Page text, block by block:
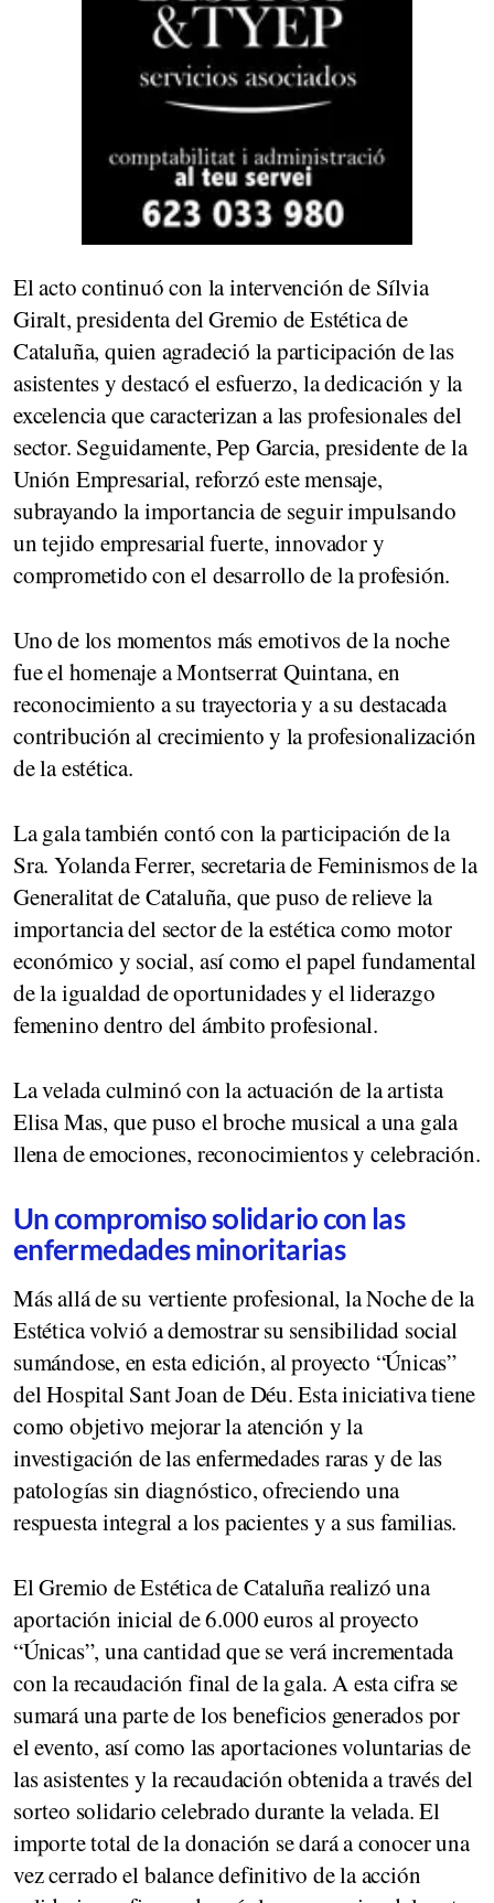
El acto continuó con la intervención de Sílvia
Giralt, presidenta del Gremio de Estética de
Cataluña, quien agradeció la participación de las
asistentes y destacó el esfuerzo, la dedicación y la
excelencia que caracterizan a las profesionales del
sector. Seguidamente, Pep Garcia, presidente de la
Unión Empresarial, reforzó este mensaje,
subrayando la importancia de seguir impulsando
un tejido empresarial fuerte, innovador y
comprometido con el desarrollo de la profesión.
Uno de los momentos más emotivos de la noche
fue el homenaje a Montserrat Quintana, en
reconocimiento a su trayectoria y a su destacada
contribución al crecimiento y la profesionalización
de la estética.
La gala también contó con la participación de la
Sra. Yolanda Ferrer, secretaria de Feminismos de la
Generalitat de Cataluña, que puso de relieve la
importancia del sector de la estética como motor
económico y social, así como el papel fundamental
de la igualdad de oportunidades y el liderazgo
femenino dentro del ámbito profesional.
La velada culminó con la actuación de la artista
Elisa Mas, que puso el broche musical a una gala
llena de emociones, reconocimientos y celebración.
Un compromiso solidario con las
enfermedades minoritarias
Más allá de su vertiente profesional, la Noche de la
Estética volvió a demostrar su sensibilidad social
sumándose, en esta edición, al proyecto “Únicas”
del Hospital Sant Joan de Déu. Esta iniciativa tiene
como objetivo mejorar la atención y la
investigación de las enfermedades raras y de las
patologías sin diagnóstico, ofreciendo una
respuesta integral a los pacientes y a sus familias.
El Gremio de Estética de Cataluña realizó una
aportación inicial de 6.000 euros al proyecto
“Únicas”, una cantidad que se verá incrementada
con la recaudación final de la gala. A esta cifra se
sumará una parte de los beneficios generados por
el evento, así como las aportaciones voluntarias de
las asistentes y la recaudación obtenida a través del
sorteo solidario celebrado durante la velada. El
importe total de la donación se dará a conocer una
vez cerrado el balance definitivo de la acción